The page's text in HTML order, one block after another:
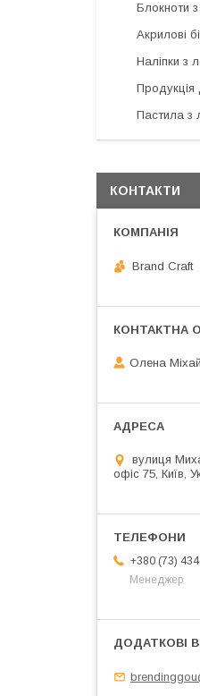
Блокноти
Акрилові
Наліпки з
Продукція
Пастила з
КОНТАКТИ
Brand Craft
Олена
вулиця
офіс 75, Київ,
+380 (73)
Менеджер